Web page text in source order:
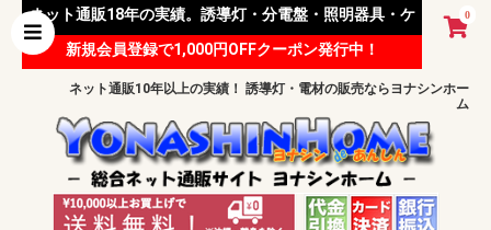
0
ネット通販18年の実績。誘導灯・分電盤・照明器具・ケ
ーブル等 様々な資材を取り扱っています。
新規会員登録で1,000円OFFクーポン発行中！
ネット通販10年以上の実績！ 誘導灯・電材の販売ならヨナシンホー
ム